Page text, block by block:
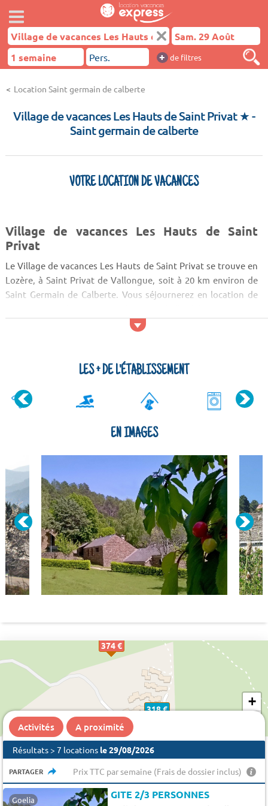
+ de filtres
Location Saint germain de calberte
Village de vacances Les Hauts de Saint Privat ★-
Saint germain de calberte
VOTRE LOCATION DE VACANCES
Village de vacances Les Hauts de Saint
Privat
Le Village de vacances Les Hauts de Saint Privat se trouve en
Lozère, à Saint Privat de Vallongue, soit à 20 km environ de
Saint Germain de Calberte. Vous séjournerez en location de
résidence se compose de gîtes et vous pourrez facilement
LES + DE L'ÉTABLISSEMENT
EN IMAGES
318 €
374 €
+
Activités A proximité
Résultats > 7 locations le 29/08/2026
PARTAGER Prix TTC par semaine (Frais de dossier inclus)
Goelia GITE 2/3 PERSONNES